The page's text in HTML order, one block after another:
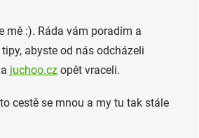
mě :). Ráda vám poradím a
abyste od nás odcházeli
juchoo.cz opět vraceli.
cestě se mnou a my tu tak stále